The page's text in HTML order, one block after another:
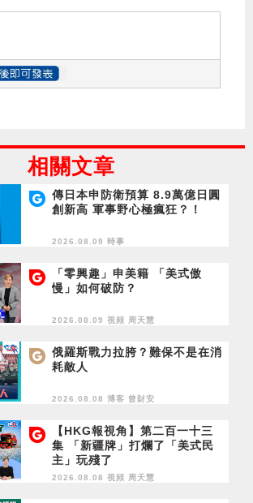
相關文章
傳日本申防衛預算 8.9萬億日圓
創新高 軍事野心極瘋狂？！
2026.08.09 時事
「零興趣」申美籍 「美式傲
慢」如何破防？
2026.08.09 視頻 周天慧
俄羅斯戰力拉胯？難保不是在消
耗敵人
2026.08.08 博客 曾財安
【HKG報視角】第二百一十三
集 「新疆牌」打爛了「美式民
主」玩殘了
2026.08.08 視頻 周天慧